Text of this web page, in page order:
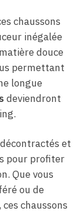
chaussons
inégalée
douce
permettant
longue
deviendront
et
pour profiter
Que vous
ou de
chaussons